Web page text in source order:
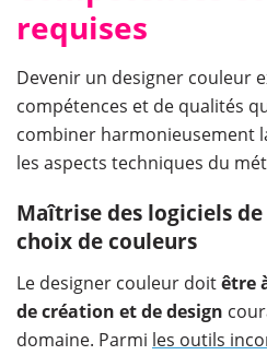
requises
Devenir un designer couleur
compétences et de qualités
combiner harmonieusement
les aspects techniques du
Maîtrise des logiciels
choix de couleurs
Le designer couleur doitêtre
de création et de design
domaine. Parmi les outils